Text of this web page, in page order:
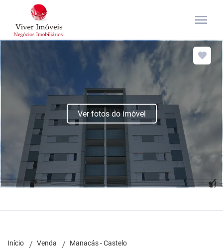
menu
Ver fotos do imóvel
Início Venda Manacás - Castelo